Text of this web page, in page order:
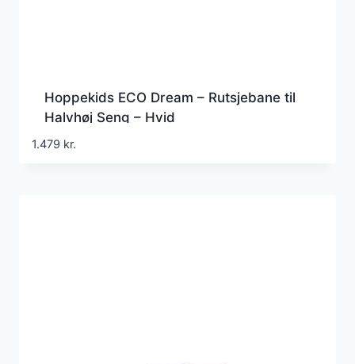
Hoppekids ECO Dream – Rutsjebane til
Halvhøj Seng – Hvid
1.479 kr.